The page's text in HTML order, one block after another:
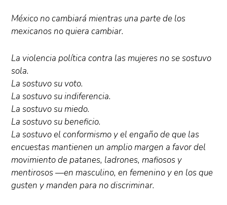
México no cambiará mientras una parte de los
mexicanos no quiera cambiar.
La violencia política contra las mujeres no se sostuvo
sola.
La sostuvo su voto.
La sostuvo su indiferencia.
La sostuvo su miedo.
La sostuvo su beneficio.
La sostuvo el conformismo y el engaño de que las
encuestas mantienen un amplio margen a favor del
movimiento de patanes, ladrones, mafiosos y
mentirosos —en masculino, en femenino y en los que
gusten y manden para no discriminar.